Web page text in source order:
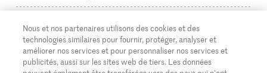
Plats principaux
Simple & vite prêt
Apéritif
On en parle...
Tutoriels
Glossaire des ingrédients
Questions concernant Migusto
Cuisiner avec Migusto
Service clientèle & contact
Supermarché
Migros Online
DE FR IT
Nous et nos partenaires utilisons des cookies et des
technologies similaires pour fournir, protéger, analyser et
améliorer nos services et pour personnaliser nos services et
publicités, aussi sur les sites web de tiers. Les données